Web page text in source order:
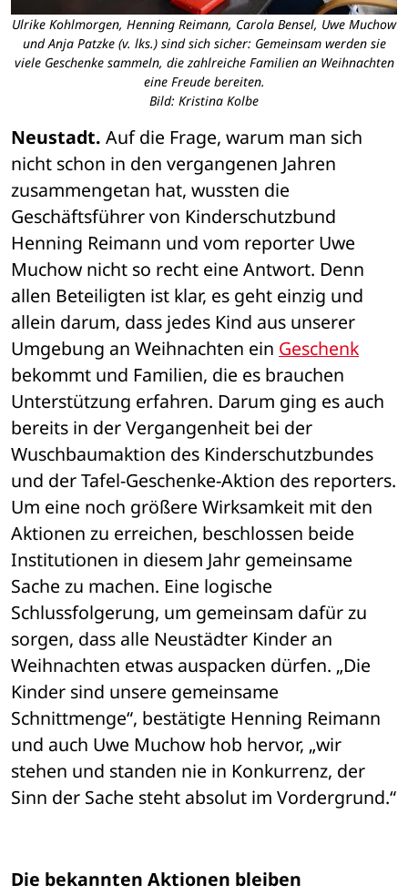
Ulrike Kohlmorgen, Henning Reimann, Carola Bensel, Uwe Muchow
und Anja Patzke (v. lks.) sind sich sicher: Gemeinsam werden sie
viele Geschenke sammeln, die zahlreiche Familien an Weihnachten
eine Freude bereiten.
Bild: Kristina Kolbe
Neustadt. Auf die Frage, warum man sich
nicht schon in den vergangenen Jahren
zusammengetan hat, wussten die
Geschäftsführer von Kinderschutzbund
Henning Reimann und vom reporter Uwe
Muchow nicht so recht eine Antwort. Denn
allen Beteiligten ist klar, es geht einzig und
allein darum, dass jedes Kind aus unserer
Umgebung an Weihnachten ein Geschenk
bekommt und Familien, die es brauchen
Unterstützung erfahren. Darum ging es auch
bereits in der Vergangenheit bei der
Wuschbaumaktion des Kinderschutzbundes
und der Tafel-Geschenke-Aktion des reporters.
Um eine noch größere Wirksamkeit mit den
Aktionen zu erreichen, beschlossen beide
Institutionen in diesem Jahr gemeinsame
Sache zu machen. Eine logische
Schlussfolgerung, um gemeinsam dafür zu
sorgen, dass alle Neustädter Kinder an
Weihnachten etwas auspacken dürfen. „Die
Kinder sind unsere gemeinsame
Schnittmenge“, bestätigte Henning Reimann
und auch Uwe Muchow hob hervor, „wir
stehen und standen nie in Konkurrenz, der
Sinn der Sache steht absolut im Vordergrund.“
Die bekannten Aktionen bleiben